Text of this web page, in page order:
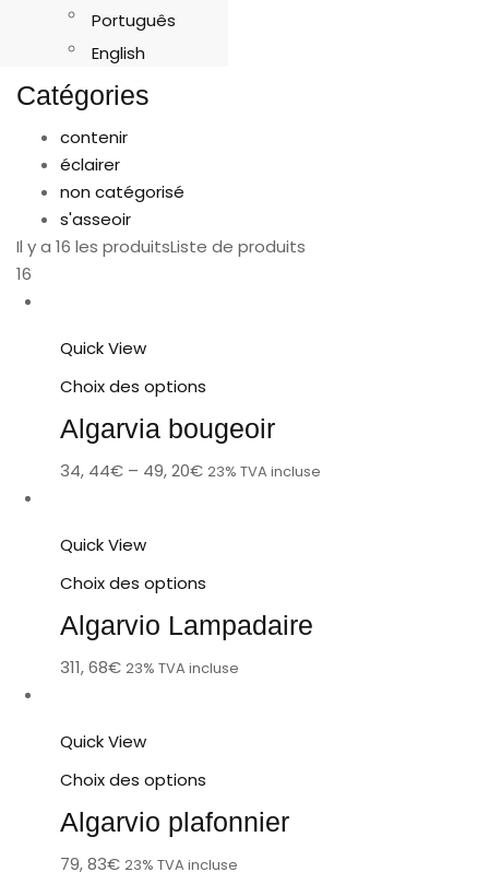
Português
English
Catégories
contenir
éclairer
non catégorisé
s'asseoir
Il y a 16 les produitsListe de produits
16
Quick View
Choix des options
Algarvia bougeoir
34, 44€ – 49, 20€ 23% TVA incluse
Quick View
Choix des options
Algarvio Lampadaire
311, 68€ 23% TVA incluse
Quick View
Choix des options
Algarvio plafonnier
79, 83€ 23% TVA incluse